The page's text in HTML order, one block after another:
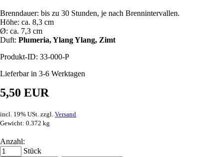
Brenndauer: bis zu 30 Stunden, je nach Brennintervallen.
Höhe: ca. 8,3 cm
Ø: ca. 7,3 cm
Duft: Plumeria, Ylang Ylang, Zimt
Produkt-ID: 33-000-P
Lieferbar in 3-6 Werktagen
5,50 EUR
incl. 19% USt. zzgl. Versand
Gewicht: 0.372 kg
Anzahl:
Stück